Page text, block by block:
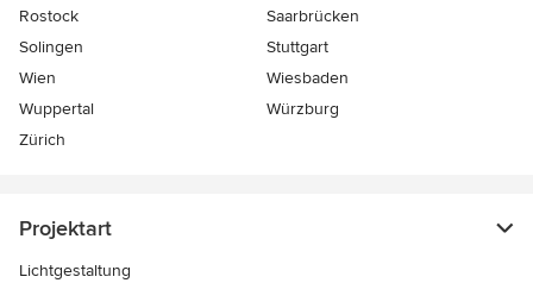
Rostock
Saarbrücken
Solingen
Stuttgart
Wien
Wiesbaden
Wuppertal
Würzburg
Zürich
Projektart
Lichtgestaltung